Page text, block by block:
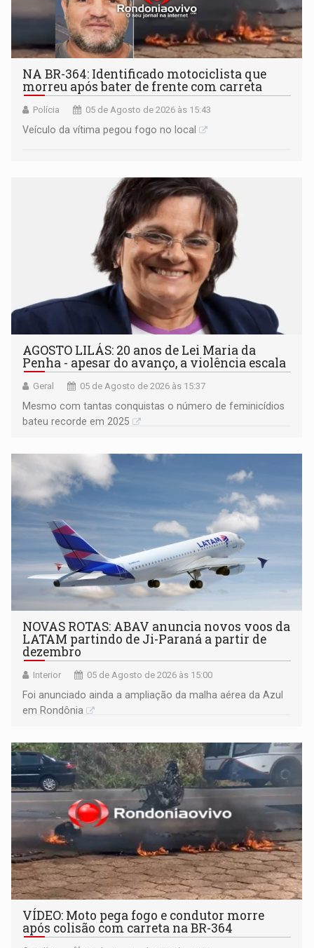
NA BR-364: Identificado motociclista que
morreu após bater de frente com carreta
Polícia 05 de Agosto de 2026 às 15:43
Veículo da vítima pegou fogo no local
AGOSTO LILÁS: 20 anos de Lei Maria da
Penha - apesar do avanço, a violência escala
Geral 05 de Agosto de 2026 às 15:37
Mesmo com tantas conquistas o número de feminicídios
bateu recorde em 2025
NOVAS ROTAS: ABAV anuncia novos voos da
LATAM partindo de Ji-Paraná a partir de
dezembro
Interior 05 de Agosto de 2026 às 15:00
Foi anunciado ainda a ampliação da malha aérea da Azul
em Rondônia
VÍDEO: Moto pega fogo e condutor morre
após colisão com carreta na BR-364